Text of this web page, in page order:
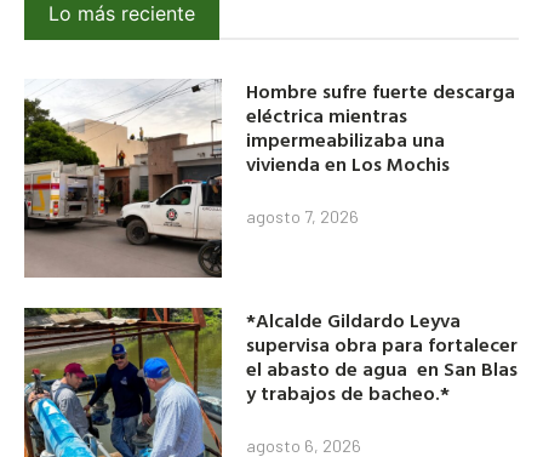
Lo más reciente
Hombre sufre fuerte descarga
eléctrica mientras
impermeabilizaba una
vivienda en Los Mochis
agosto 7, 2026
*Alcalde Gildardo Leyva
supervisa obra para fortalecer
el abasto de agua en San Blas
y trabajos de bacheo.*
agosto 6, 2026